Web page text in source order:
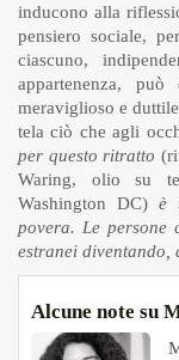
inducono alla
pensiero sociale,
ciascuno,
appartenenza,
meraviglioso e
tela ciò che agli
per questo ritratto
Waring, olio su
Washington DC) è
povera. Le persone
estranei diventando,
Alcune note su